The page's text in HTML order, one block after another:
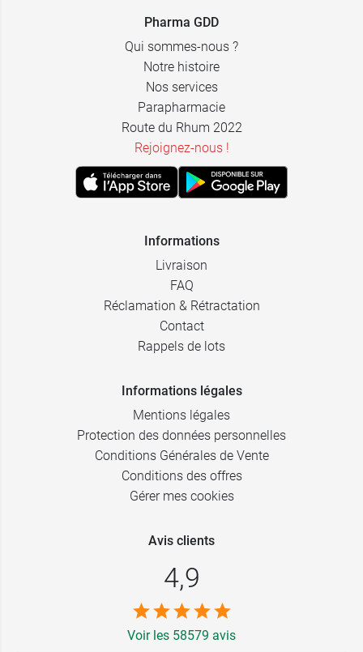
Pharma GDD
Qui sommes-nous ?
Notre histoire
Nos services
Parapharmacie
Route du Rhum 2022
Rejoignez-nous !
Informations
Livraison
FAQ
Réclamation & Rétractation
Contact
Rappels de lots
Informations légales
Mentions légales
Protection des données personnelles
Conditions Générales de Vente
Conditions des offres
Gérer mes cookies
Avis clients
4,9
Voir les 58579 avis